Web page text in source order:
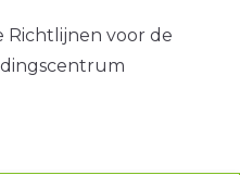
Richtlijnen voor de